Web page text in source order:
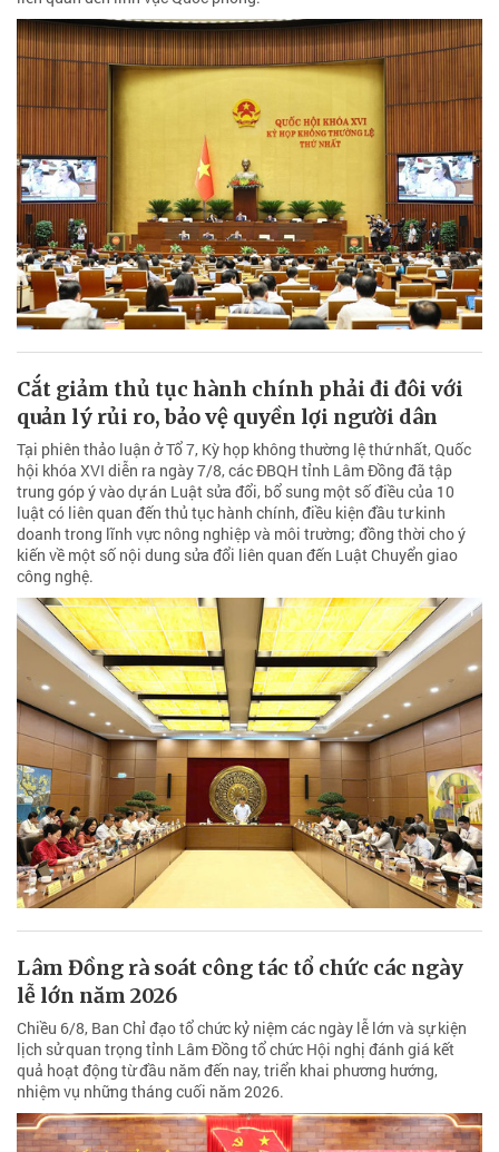
Cắt giảm thủ tục hành chính phải đi đôi với
quản lý rủi ro, bảo vệ quyền lợi người dân
Tại phiên thảo luận ở Tổ 7, Kỳ họp không thường lệ thứ nhất, Quốc
hội khóa XVI diễn ra ngày 7/8, các ĐBQH tỉnh Lâm Đồng đã tập
trung góp ý vào dự án Luật sửa đổi, bổ sung một số điều của 10
luật có liên quan đến thủ tục hành chính, điều kiện đầu tư kinh
doanh trong lĩnh vực nông nghiệp và môi trường; đồng thời cho ý
kiến về một số nội dung sửa đổi liên quan đến Luật Chuyển giao
công nghệ.
Lâm Đồng rà soát công tác tổ chức các ngày
lễ lớn năm 2026
Chiều 6/8, Ban Chỉ đạo tổ chức kỷ niệm các ngày lễ lớn và sự kiện
lịch sử quan trọng tỉnh Lâm Đồng tổ chức Hội nghị đánh giá kết
quả hoạt động từ đầu năm đến nay, triển khai phương hướng,
nhiệm vụ những tháng cuối năm 2026.